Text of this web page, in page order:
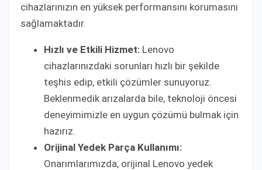
cihazlarınızın en yüksek performansını korumasını
sağlamaktadır.
Hızlı ve Etkili Hizmet: Lenovo
cihazlarınızdaki sorunları hızlı bir şekilde
teşhis edip, etkili çözümler sunuyoruz.
Beklenmedik arızalarda bile, teknoloji öncesi
deneyimimizle en uygun çözümü bulmak için
hazırız.
Orijinal Yedek Parça Kullanımı:
Onarımlarımızda, orijinal Lenovo yedek